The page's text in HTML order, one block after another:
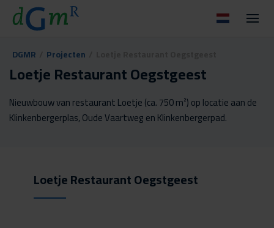
DGMR Projecten
Loetje Restaurant Oegstgeest
Nieuwbouw van restaurant Loetje (ca. 750 m²) op locatie aan de
Klinkenbergerplas, Oude Vaartweg en Klinkenbergerpad.
Loetje Restaurant Oegstgeest